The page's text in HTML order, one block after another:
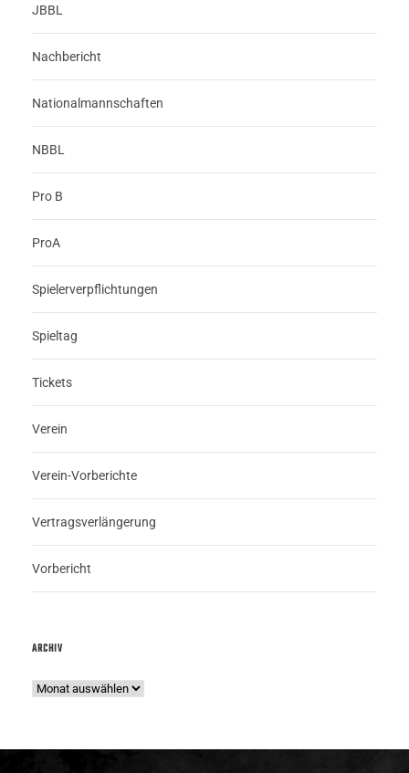
JBBL
Nachbericht
Nationalmannschaften
NBBL
Pro B
ProA
Spielerverpflichtungen
Spieltag
Tickets
Verein
Verein-Vorberichte
Vertragsverlängerung
Vorbericht
ARCHIV